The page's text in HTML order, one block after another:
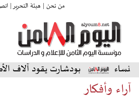
من نحن | هيئة التحرير |
بودشارت يقود آلاف الأصوات في
آراء وأفكار